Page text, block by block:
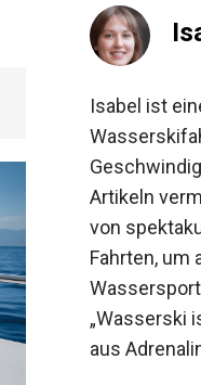
Isabel ist
Artikeln
von
Fahrten, um
„Wasserski
aus